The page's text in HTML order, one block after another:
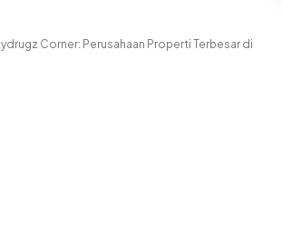
Corner: Perusahaan Properti Terbesar di